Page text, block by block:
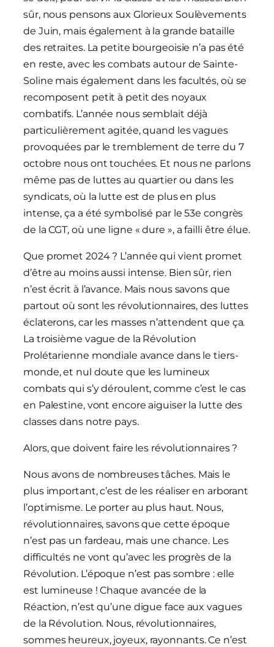
sûr, nous pensons aux Glorieux Soulèvements
de Juin, mais également à la grande bataille
des retraites. La petite bourgeoisie n’a pas été
en reste, avec les combats autour de Sainte-
Soline mais également dans les facultés, où se
recomposent petit à petit des noyaux
combatifs. L’année nous semblait déjà
particulièrement agitée, quand les vagues
provoquées par le tremblement de terre du 7
octobre nous ont touchées. Et nous ne parlons
même pas de luttes au quartier ou dans les
syndicats, où la lutte est de plus en plus
intense, ça a été symbolisé par le 53e congrès
de la CGT, où une ligne « dure », a failli être élue.
Que promet 2024 ? L’année qui vient promet
d’être au moins aussi intense. Bien sûr, rien
n’est écrit à l’avance. Mais nous savons que
partout où sont les révolutionnaires, des luttes
éclaterons, car les masses n’attendent que ça.
La troisième vague de la Révolution
Prolétarienne mondiale avance dans le tiers-
monde, et nul doute que les lumineux
combats qui s’y déroulent, comme c’est le cas
en Palestine, vont encore aiguiser la lutte des
classes dans notre pays.
Alors, que doivent faire les révolutionnaires ?
Nous avons de nombreuses tâches. Mais le
plus important, c’est de les réaliser en arborant
l’optimisme. Le porter au plus haut. Nous,
révolutionnaires, savons que cette époque
n’est pas un fardeau, mais une chance. Les
difficultés ne vont qu’avec les progrès de la
Révolution. L’époque n’est pas sombre : elle
est lumineuse ! Chaque avancée de la
Réaction, n’est qu’une digue face aux vagues
de la Révolution. Nous, révolutionnaires,
sommes heureux, joyeux, rayonnants. Ce n’est